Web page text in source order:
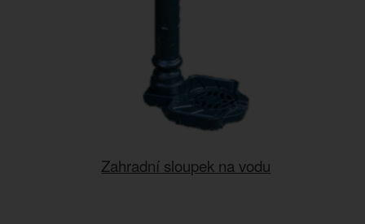
Zahradní sloupek na vodu